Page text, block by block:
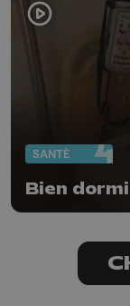
SANTÉ
Bien